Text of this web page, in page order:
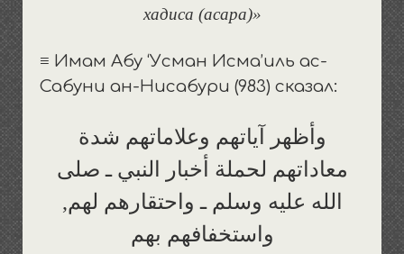
хадиса (асара)»
≡ Имам Абу ‘Усман Исма’иль ас-
Сабуни ан-Нисабури (983) сказал:
وأظهر آياتهم وعلاماتهم شدة
معاداتهم لحملة أخبار النبي ـ صلى
الله عليه وسلم ـ واحتقارهم لهم,
واستخفافهم بهم